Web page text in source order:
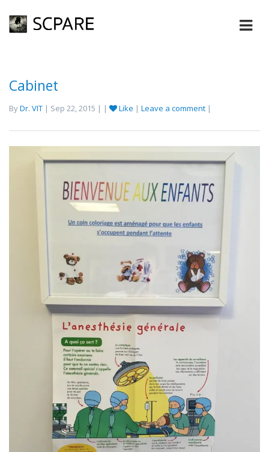
Cabinet
ByDr. VIT | Sep 22, 2015 | | Like | Leave a comment |